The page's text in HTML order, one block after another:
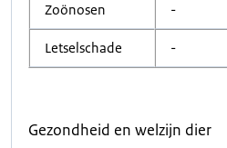
Zoönosen -
Letselschade -
Gezondheid en welzijn dier